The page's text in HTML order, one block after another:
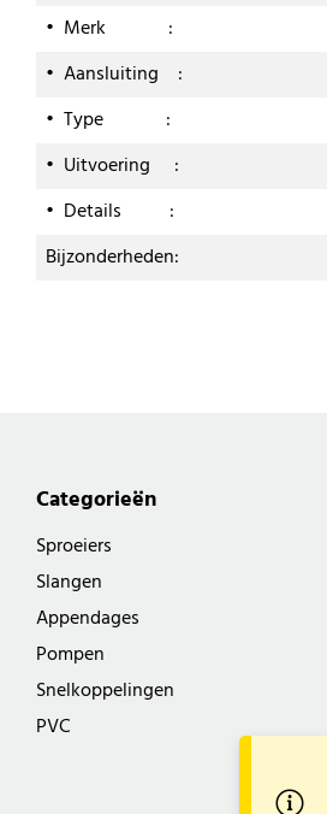
• Merk :
• Aansluiting :
• Type :
• Uitvoering :
• Details :
Bijzonderheden:
Categorieën
Sproeiers
Slangen
Appendages
Pompen
Snelkoppelingen
PVC